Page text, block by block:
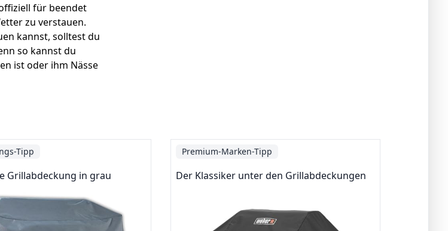
für beendet
zu verstauen.
kannst, solltest du
so kannst du
ist oder ihm Nässe
Tipp
Grillabdeckung in grau
Premium-Marken-Tipp
Der Klassiker unter den Grillabdeckungen